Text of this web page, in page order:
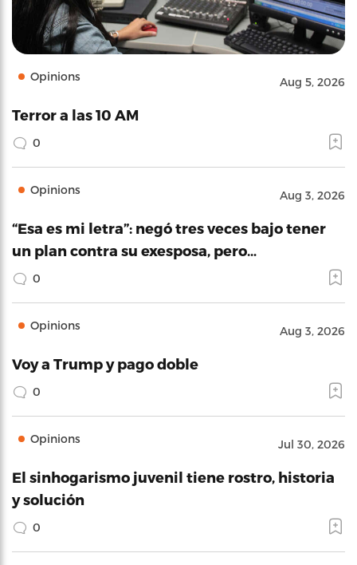
Opinions Aug 5, 2026
Terror a las 10 AM
0
Opinions Aug 3, 2026
“Esa es mi letra”: negó tres veces bajo tener
un plan contra su exesposa, pero…
0
Opinions Aug 3, 2026
Voy a Trump y pago doble
0
Opinions Jul 30, 2026
El sinhogarismo juvenil tiene rostro, historia
y solución
0